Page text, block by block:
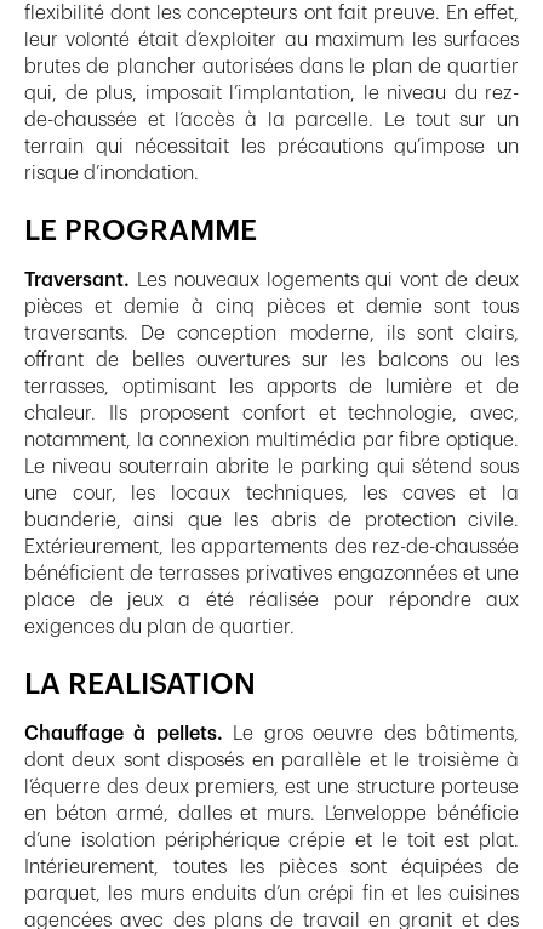
flexibilité dont les concepteurs ont fait preuve. En effet,
leur volonté était d’exploiter au maximum les surfaces
brutes de plancher autorisées dans le plan de quartier
qui, de plus, imposait l’implantation, le niveau du rez-
de-chaussée et l’accès à la parcelle. Le tout sur un
terrain qui nécessitait les précautions qu’impose un
risque d’inondation.
LE PROGRAMME
Traversant. Les nouveaux logements qui vont de deux
pièces et demie à cinq pièces et demie sont tous
traversants. De conception moderne, ils sont clairs,
offrant de belles ouvertures sur les balcons ou les
terrasses, optimisant les apports de lumière et de
chaleur. Ils proposent confort et technologie, avec,
notamment, la connexion multimédia par fibre optique.
Le niveau souterrain abrite le parking qui s’étend sous
une cour, les locaux techniques, les caves et la
buanderie, ainsi que les abris de protection civile.
Extérieurement, les appartements des rez-de-chaussée
bénéficient de terrasses privatives engazonnées et une
place de jeux a été réalisée pour répondre aux
exigences du plan de quartier.
LA REALISATION
Chauffage à pellets. Le gros oeuvre des bâtiments,
dont deux sont disposés en parallèle et le troisième à
l’équerre des deux premiers, est une structure porteuse
en béton armé, dalles et murs. L’enveloppe bénéficie
d’une isolation périphérique crépie et le toit est plat.
Intérieurement, toutes les pièces sont équipées de
parquet, les murs enduits d’un crépi fin et les cuisines
agencées avec des plans de travail en granit et des